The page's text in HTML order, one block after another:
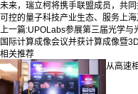
未来，瑞立柯将携手联盟成员，共
可控的量子科技产业生态、服务上
上一篇:UPOLabs参展第三届光学与
国际计算成像会议并获计算成像暨
相关推荐
从高速